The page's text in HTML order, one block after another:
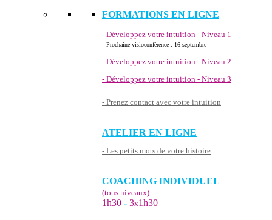
FORMATIONS EN LIGNE
- Développez votre intuition - Niveau 1
Prochaine visioconférence : 16 septembre
- Développez votre intuition - Niveau 2
- Développez votre intuition - Niveau 3
- Prenez contact avec votre intuition
ATELIER EN LIGNE
- Les petits mots de votre histoire
COACHING INDIVIDUEL
(tous niveaux)
1h30 - 3x1h30